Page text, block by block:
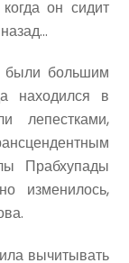
он сидит
были большим
находился в
лепестками,
Прабхупады
изменилось,
вычитывать